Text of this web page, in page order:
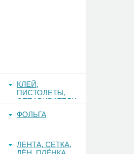
КЛЕЙ,
ПИСТОЛЕТЫ,
ОТПАРИВАТЕЛИ
ФОЛЬГА
ЛЕНТА, СЕТКА,